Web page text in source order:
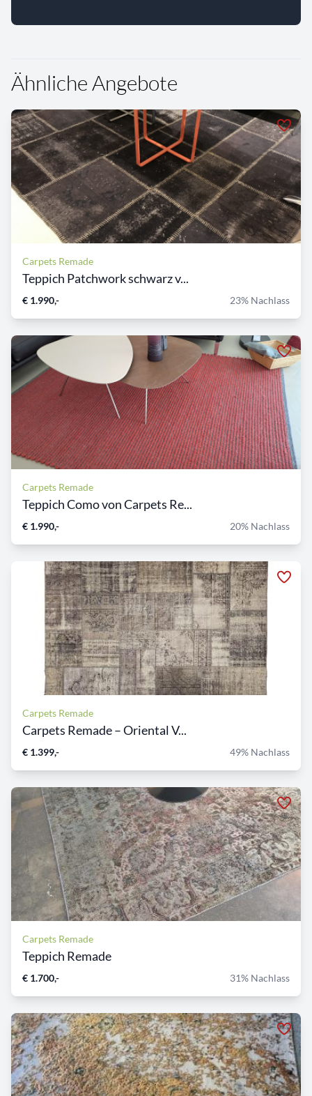
Ähnliche Angebote
Carpets Remade
Teppich Patchwork schwarz v...
€ 1.990,- 23% Nachlass
Carpets Remade
Teppich Como von Carpets Re...
€ 1.990,- 20% Nachlass
Carpets Remade
Carpets Remade – Oriental V...
€ 1.399,- 49% Nachlass
Carpets Remade
Teppich Remade
€ 1.700,- 31% Nachlass